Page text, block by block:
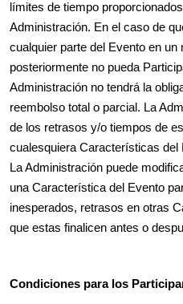
límites de tiempo
Administración. En el caso de
cualquier parte del Evento en
posteriormente no pueda
Administración no tendrá la
reembolso total o parcial. La
de los retrasos y/o tiempos de
cualesquiera Características
La Administración puede
una Característica del Evento
inesperados, retrasos en otras
que estas finalicen antes o
Condiciones para los